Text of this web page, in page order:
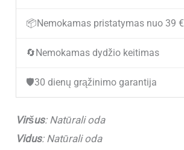
📦Nemokamas pristatymas nuo 39 €
🔄Nemokamas dydžio keitimas
🛡️30 dienų grąžinimo garantija
Viršus: Natūrali oda
Vidus: Natūrali oda